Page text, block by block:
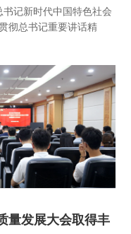
记新时代中国特色社会
彻总书记重要讲话精
量发展大会取得丰